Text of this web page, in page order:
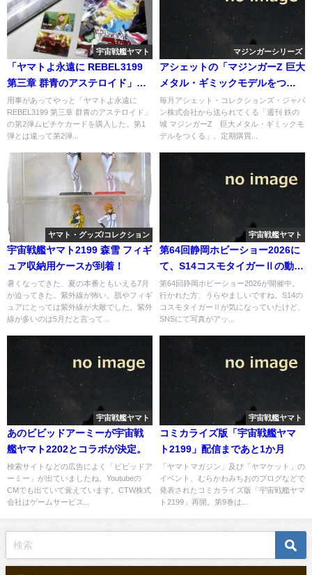
宇宙戦艦ヤマト
「ヤマトよ永遠に REBEL3199
第三章 群青のアステロイド」の
第2弾ムビチケカードを購入
用事があってやっと「ヤマトよ永遠に
REBEL3199 第三章 群青のアステロイド」
の第2弾ムビチケカードを購入した。第1
弾とは違って第2弾...
マジンガーシリーズ
アシェットの「マジンガーZ 巨大
メタル・ギミックモデルをつく
る」の定期購買組の発送が遅い
毎月アシェット・コレクションズ・ジャパ
ン株式会社から送られてくる「週刊 鉄の
城 マジンガーZ 巨大メタル・ギミックモ
デルをつくる」。定期購買...
ヤマト・グッズ/コレクション
宇宙戦艦ヤマト2199 森雪 フィギ
ュア収納用ケースが到着！
暑くなってきた、夏の本番ともいえる7月
が迫ってきた。紫外線が怖い。肌やフィギ
ュアにとっては紫外線が大敵でした。紫外
線が多いのは5月だと言って...
宇宙戦艦ヤマト
第64回静岡ホビーショー2026に
て、S14コスモタイガーⅡの動画
がアップされていた
第64回静岡ホビーショー2026が開催中。
行かれた方、うらやましいですね。S14の
コスモタイガーⅡが気になっていたけど、
SNSにて写真がアッ...
宇宙戦艦ヤマト
あのビビッドアーミーが宇宙戦
艦ヤマト2202とコラボが決定。
検索サイトなどの広告によく「ビビッドア
ーミー」が出ていましたね。Youtubeの
CMでも出ていて覚えています。CTW株式
会社はゲームサービス...
宇宙戦艦ヤマト
コミカライズ版「宇宙戦艦ヤマ
ト2199」配信まであと1か月
「ヤマトマガジン」及び「ヤマケット」の
イベント、むらかわみちおのブログなどで
発表されたコミカライズ版「宇宙戦艦ヤマ
ト2199」再開。第9巻は...